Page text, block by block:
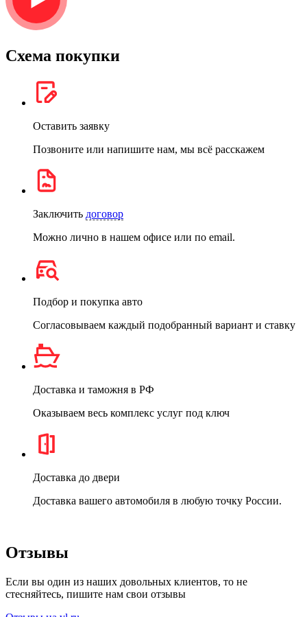
Схема покупки
Оставить заявку
Позвоните или напишите нам, мы всё расскажем
Заключить договор
Можно лично в нашем офисе или по email.
Подбор и покупка авто
Согласовываем каждый подобранный вариант и ставку
Доставка и таможня в РФ
Оказываем весь комплекс услуг под ключ
Доставка до двери
Доставка вашего автомобиля в любую точку России.
Отзывы
Если вы один из наших довольных клиентов, то не
стесняйтесь, пишите нам свои отзывы